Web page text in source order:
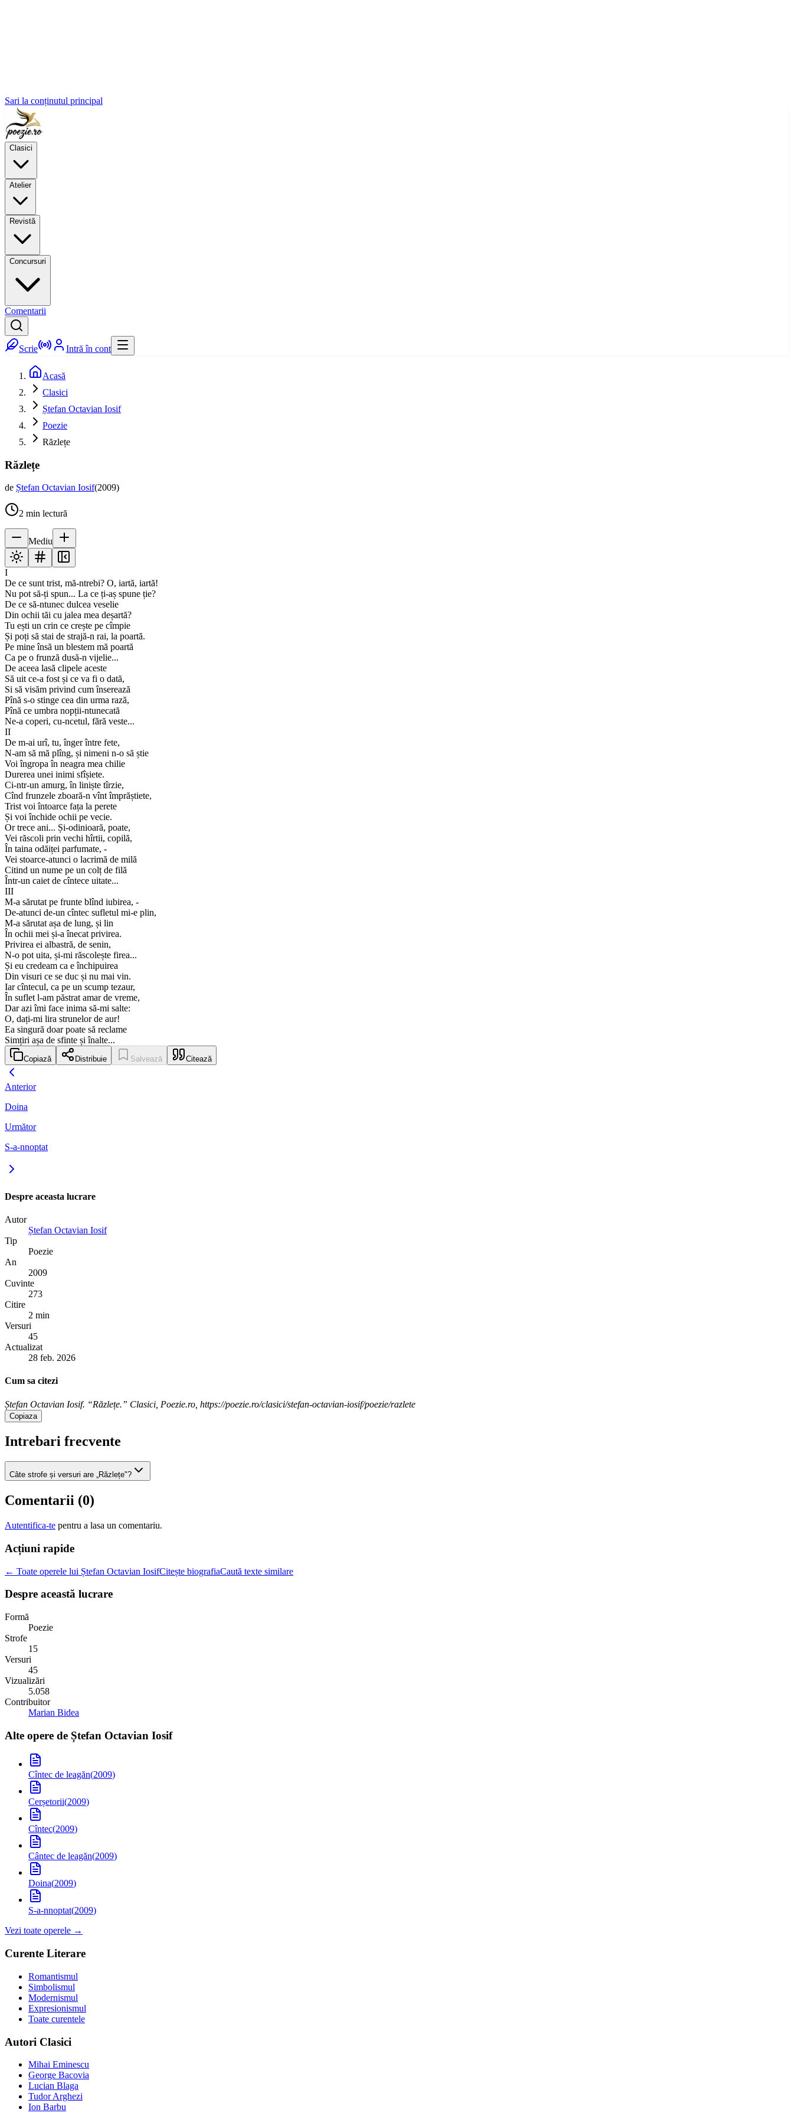
Sari la conținutul principal
Clasici
Atelier
Revistă
Concursuri
Comentarii
Scrie Intră în cont
Acasă
Clasici
Ștefan Octavian Iosif
Poezie
Răzlețe
Răzlețe
de Ștefan Octavian Iosif(2009)
2 min lectură
Mediu
I
De ce sunt trist, mă-ntrebi? O, iartă, iartă!
Nu pot să-ți spun... La ce ți-aș spune ție?
De ce să-ntunec dulcea veselie
Din ochii tăi cu jalea mea deșartă?
Tu ești un crin ce crește pe cîmpie
Și poți să stai de strajă-n rai, la poartă.
Pe mine însă un blestem mă poartă
Ca pe o frunză dusă-n vijelie...
De aceea lasă clipele aceste
Să uit ce-a fost și ce va fi o dată,
Si să visăm privind cum înserează
Pînă s-o stinge cea din urma rază,
Pînă ce umbra nopții-ntunecată
Ne-a coperi, cu-ncetul, fără veste...
II
De m-ai urî, tu, înger între fete,
N-am să mă plîng, și nimeni n-o să știe
Voi îngropa în neagra mea chilie
Durerea unei inimi sfîșiete.
Ci-ntr-un amurg, în liniște tîrzie,
Cînd frunzele zboară-n vînt împrăștiete,
Trist voi întoarce fața la perete
Și voi închide ochii pe vecie.
Or trece ani... Și-odinioară, poate,
Vei răscoli prin vechi hîrtii, copilă,
În taina odăiței parfumate, -
Vei stoarce-atunci o lacrimă de milă
Citind un nume pe un colț de filă
Într-un caiet de cîntece uitate...
III
M-a sărutat pe frunte blînd iubirea, -
De-atunci de-un cîntec sufletul mi-e plin,
M-a sărutat așa de lung, și lin
În ochii mei și-a înecat privirea.
Privirea ei albastră, de senin,
N-o pot uita, și-mi răscolește firea...
Și eu credeam ca e închipuirea
Din visuri ce se duc și nu mai vin.
Iar cîntecul, ca pe un scump tezaur,
În suflet l-am păstrat amar de vreme,
Dar azi îmi face inima să-mi salte:
O, dați-mi lira strunelor de aur!
Ea singură doar poate să reclame
Simțiri așa de sfinte și înalte...
Copiază Distribuie Salvează Citează
Anterior
Doina
Următor
S-a-nnoptat
Despre aceasta lucrare
Autor
Ștefan Octavian Iosif
Tip
Poezie
An
2009
Cuvinte
273
Citire
2 min
Versuri
45
Actualizat
28 feb. 2026
Cum sa citezi
Ștefan Octavian Iosif. “Răzlețe.” Clasici, Poezie.ro, https://poezie.ro/clasici/stefan-octavian-iosif/poezie/razlete
Copiaza
Intrebari frecvente
Câte strofe și versuri are „Răzlețe"?
Comentarii (0)
Autentifica-te pentru a lasa un comentariu.
Acțiuni rapide
← Toate operele lui Ștefan Octavian IosifCitește biografiaCaută texte similare
Despre această lucrare
Formă
Poezie
Strofe
15
Versuri
45
Vizualizări
5.058
Contribuitor
Marian Bidea
Alte opere de Ștefan Octavian Iosif
Cîntec de leagăn(2009)
Cerșetorii(2009)
Cîntec(2009)
Cântec de leagăn(2009)
Doina(2009)
S-a-nnoptat(2009)
Vezi toate operele →
Curente Literare
Romantismul
Simbolismul
Modernismul
Expresionismul
Toate curentele
Autori Clasici
Mihai Eminescu
George Bacovia
Lucian Blaga
Tudor Arghezi
Ion Barbu